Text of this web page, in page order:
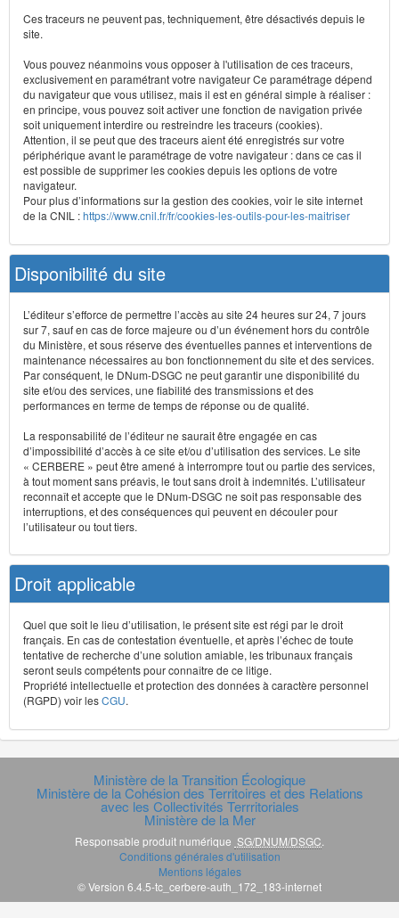
Ces traceurs ne peuvent pas, techniquement, être désactivés depuis le
site.
Vous pouvez néanmoins vous opposer à l'utilisation de ces traceurs,
exclusivement en paramétrant votre navigateur Ce paramétrage dépend
du navigateur que vous utilisez, mais il est en général simple à réaliser :
en principe, vous pouvez soit activer une fonction de navigation privée
soit uniquement interdire ou restreindre les traceurs (cookies).
Attention, il se peut que des traceurs aient été enregistrés sur votre
périphérique avant le paramétrage de votre navigateur : dans ce cas il
est possible de supprimer les cookies depuis les options de votre
navigateur.
Pour plus d’informations sur la gestion des cookies, voir le site internet
de la CNIL :https://www.cnil.fr/fr/cookies-les-outils-pour-les-maitriser
Disponibilité du site
L’éditeur s’efforce de permettre l’accès au site 24 heures sur 24, 7 jours
sur 7, sauf en cas de force majeure ou d’un événement hors du contrôle
du Ministère, et sous réserve des éventuelles pannes et interventions de
maintenance nécessaires au bon fonctionnement du site et des services.
Par conséquent, le DNum-DSGC ne peut garantir une disponibilité du
site et/ou des services, une fiabilité des transmissions et des
performances en terme de temps de réponse ou de qualité.
La responsabilité de l’éditeur ne saurait être engagée en cas
d’impossibilité d’accès à ce site et/ou d’utilisation des services. Le site
« CERBERE » peut être amené à interrompre tout ou partie des services,
à tout moment sans préavis, le tout sans droit à indemnités. L’utilisateur
reconnaît et accepte que le DNum-DSGC ne soit pas responsable des
interruptions, et des conséquences qui peuvent en découler pour
l’utilisateur ou tout tiers.
Droit applicable
Quel que soit le lieu d’utilisation, le présent site est régi par le droit
français. En cas de contestation éventuelle, et après l’échec de toute
tentative de recherche d’une solution amiable, les tribunaux français
seront seuls compétents pour connaître de ce litige.
Propriété intellectuelle et protection des données à caractère personnel
(RGPD) voir lesCGU.
Ministère de la Transition Écologique
Ministère de la Cohésion des Territoires et des Relations
avec les Collectivités Terrritoriales
Ministère de la Mer
Responsable produit numérique SG/DNUM/DSGC
Conditions générales d'utilisation
Mentions légales
© Version 6.4.5-tc_cerbere-auth_172_183-internet